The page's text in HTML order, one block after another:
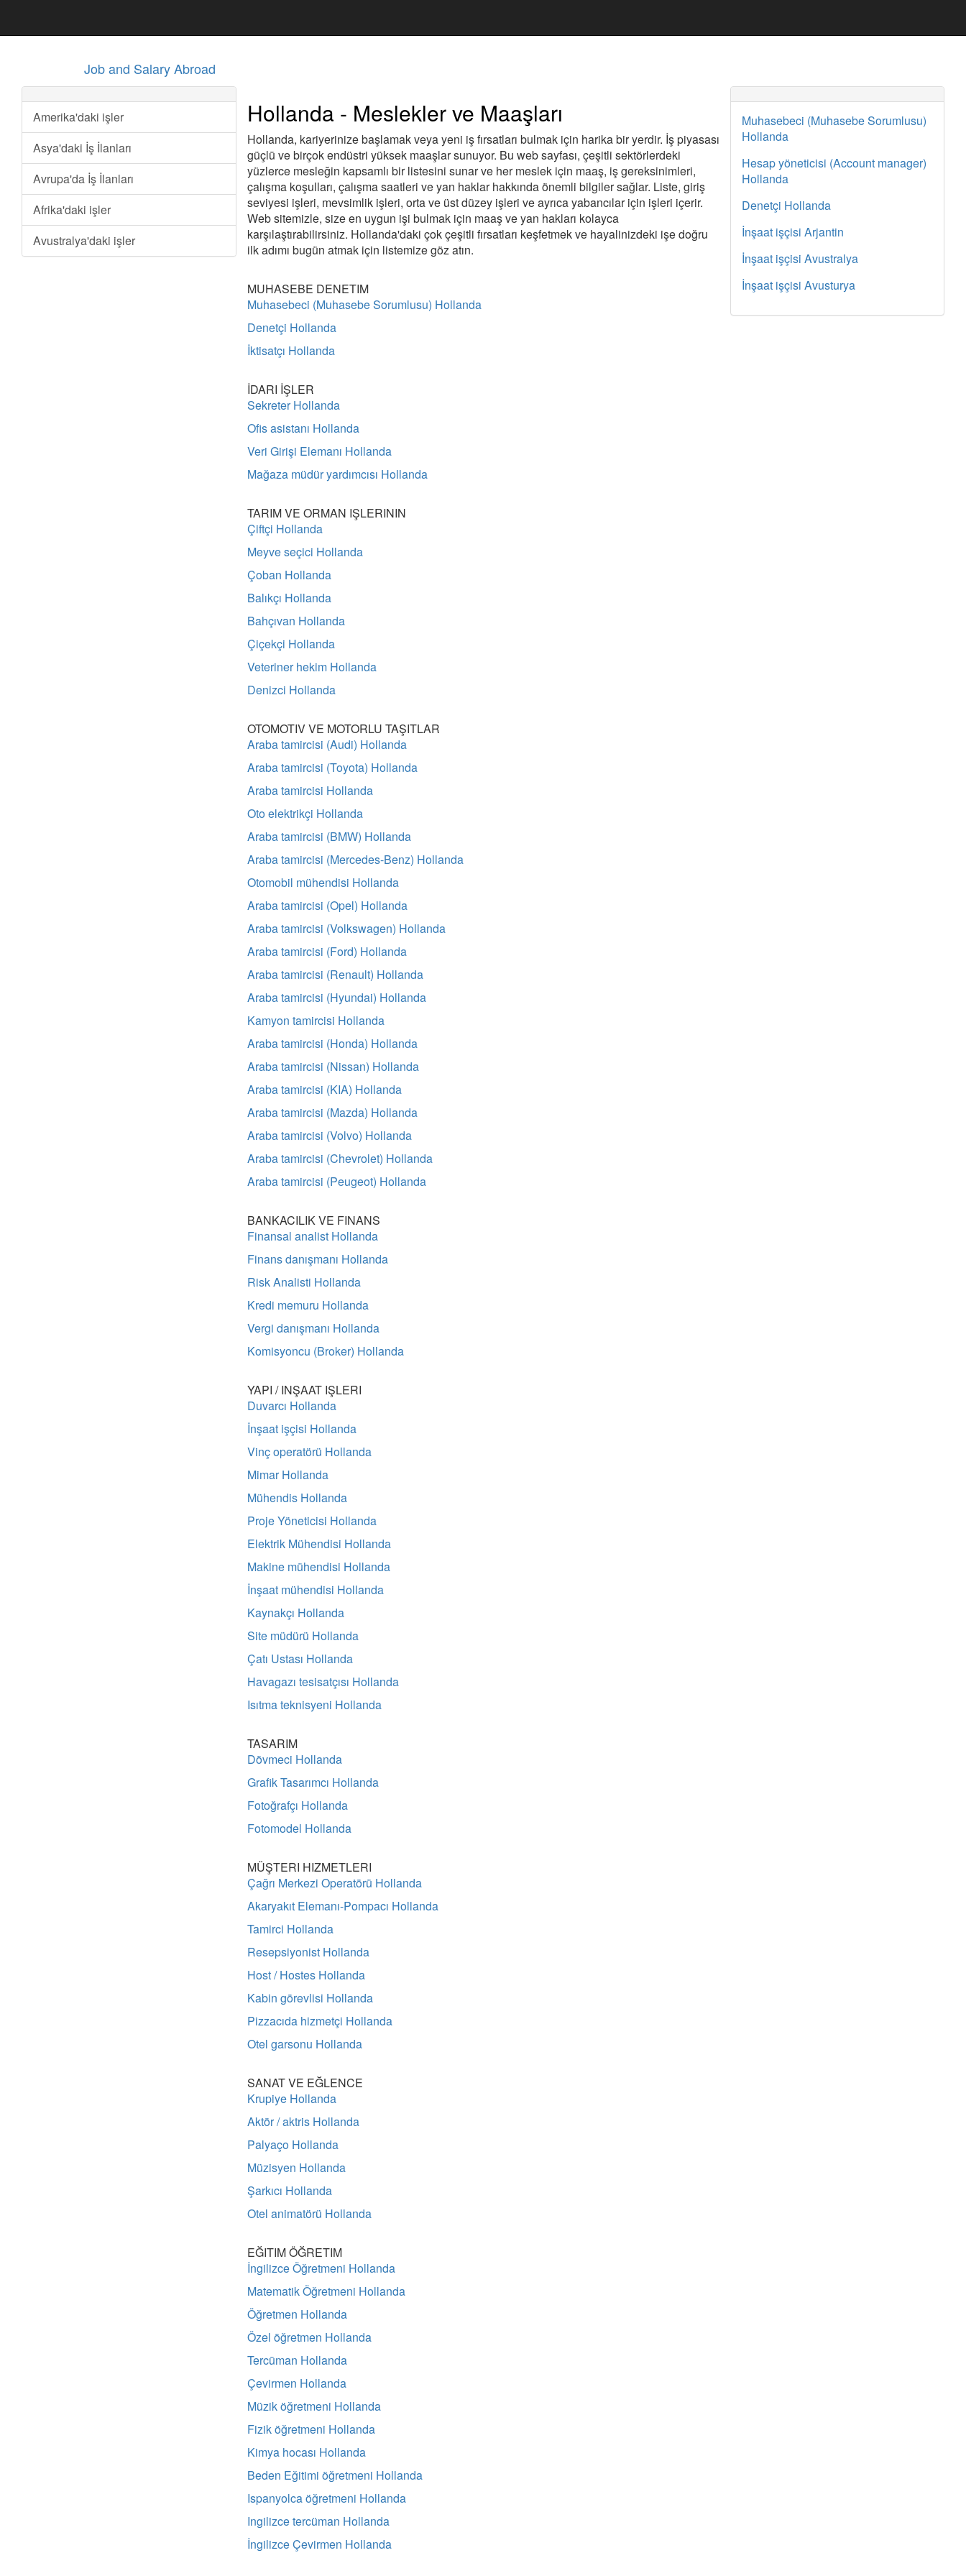
Job and Salary Abroad
Amerika'daki işler
Asya'daki İş İlanları
Avrupa'da İş İlanları
Afrika'daki işler
Avustralya'daki işler
Hollanda - Meslekler ve Maaşları
Hollanda, kariyerinize başlamak veya yeni iş fırsatları bulmak için harika bir yerdir. İş piyasası
güçlü ve birçok endüstri yüksek maaşlar sunuyor. Bu web sayfası, çeşitli sektörlerdeki
yüzlerce mesleğin kapsamlı bir listesini sunar ve her meslek için maaş, iş gereksinimleri,
çalışma koşulları, çalışma saatleri ve yan haklar hakkında önemli bilgiler sağlar. Liste, giriş
seviyesi işleri, mevsimlik işleri, orta ve üst düzey işleri ve ayrıca yabancılar için işleri içerir.
Web sitemizle, size en uygun işi bulmak için maaş ve yan hakları kolayca
karşılaştırabilirsiniz. Hollanda'daki çok çeşitli fırsatları keşfetmek ve hayalinizdeki işe doğru
ilk adımı bugün atmak için listemize göz atın.
MUHASEBE DENETIM
Muhasebeci (Muhasebe Sorumlusu) Hollanda
Denetçi Hollanda
İktisatçı Hollanda
İDARI İŞLER
Sekreter Hollanda
Ofis asistanı Hollanda
Veri Girişi Elemanı Hollanda
Mağaza müdür yardımcısı Hollanda
TARIM VE ORMAN IŞLERININ
Çiftçi Hollanda
Meyve seçici Hollanda
Çoban Hollanda
Balıkçı Hollanda
Bahçıvan Hollanda
Çiçekçi Hollanda
Veteriner hekim Hollanda
Denizci Hollanda
OTOMOTIV VE MOTORLU TAŞITLAR
Araba tamircisi (Audi) Hollanda
Araba tamircisi (Toyota) Hollanda
Araba tamircisi Hollanda
Oto elektrikçi Hollanda
Araba tamircisi (BMW) Hollanda
Araba tamircisi (Mercedes-Benz) Hollanda
Otomobil mühendisi Hollanda
Araba tamircisi (Opel) Hollanda
Araba tamircisi (Volkswagen) Hollanda
Araba tamircisi (Ford) Hollanda
Araba tamircisi (Renault) Hollanda
Araba tamircisi (Hyundai) Hollanda
Kamyon tamircisi Hollanda
Araba tamircisi (Honda) Hollanda
Araba tamircisi (Nissan) Hollanda
Araba tamircisi (KIA) Hollanda
Araba tamircisi (Mazda) Hollanda
Araba tamircisi (Volvo) Hollanda
Araba tamircisi (Chevrolet) Hollanda
Araba tamircisi (Peugeot) Hollanda
BANKACILIK VE FINANS
Finansal analist Hollanda
Finans danışmanı Hollanda
Risk Analisti Hollanda
Kredi memuru Hollanda
Vergi danışmanı Hollanda
Komisyoncu (Broker) Hollanda
YAPI / INŞAAT IŞLERI
Duvarcı Hollanda
İnşaat işçisi Hollanda
Vinç operatörü Hollanda
Mimar Hollanda
Mühendis Hollanda
Proje Yöneticisi Hollanda
Elektrik Mühendisi Hollanda
Makine mühendisi Hollanda
İnşaat mühendisi Hollanda
Kaynakçı Hollanda
Site müdürü Hollanda
Çatı Ustası Hollanda
Havagazı tesisatçısı Hollanda
Isıtma teknisyeni Hollanda
TASARIM
Dövmeci Hollanda
Grafik Tasarımcı Hollanda
Fotoğrafçı Hollanda
Fotomodel Hollanda
MÜŞTERI HIZMETLERI
Çağrı Merkezi Operatörü Hollanda
Akaryakıt Elemanı-Pompacı Hollanda
Tamirci Hollanda
Resepsiyonist Hollanda
Host / Hostes Hollanda
Kabin görevlisi Hollanda
Pizzacıda hizmetçi Hollanda
Otel garsonu Hollanda
SANAT VE EĞLENCE
Krupiye Hollanda
Aktör / aktris Hollanda
Palyaço Hollanda
Müzisyen Hollanda
Şarkıcı Hollanda
Otel animatörü Hollanda
EĞITIM ÖĞRETIM
İngilizce Öğretmeni Hollanda
Matematik Öğretmeni Hollanda
Öğretmen Hollanda
Özel öğretmen Hollanda
Tercüman Hollanda
Çevirmen Hollanda
Müzik öğretmeni Hollanda
Fizik öğretmeni Hollanda
Kimya hocası Hollanda
Beden Eğitimi öğretmeni Hollanda
Ispanyolca öğretmeni Hollanda
Ingilizce tercüman Hollanda
İngilizce Çevirmen Hollanda
Muhasebeci (Muhasebe Sorumlusu)
Hollanda
Hesap yöneticisi (Account manager)
Hollanda
Denetçi Hollanda
İnşaat işçisi Arjantin
İnşaat işçisi Avustralya
İnşaat işçisi Avusturya